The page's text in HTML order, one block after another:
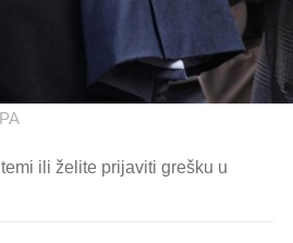
ili želite prijaviti grešku u